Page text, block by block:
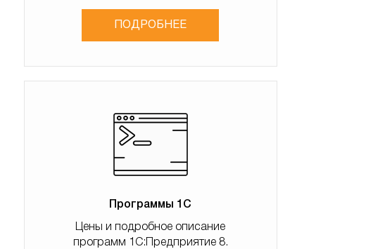
ПОДРОБНЕЕ
Программы 1С
Цены и подробное описание
программ 1С:Предприятие 8.